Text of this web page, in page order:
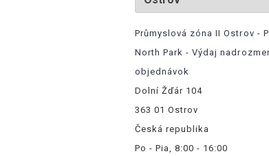
Průmyslová zóna II Ostrov -
North Park - Výdaj
objednávok
Dolní Žďár 104
363 01 Ostrov
Česká republika
Po - Pia, 8:00 - 16:00